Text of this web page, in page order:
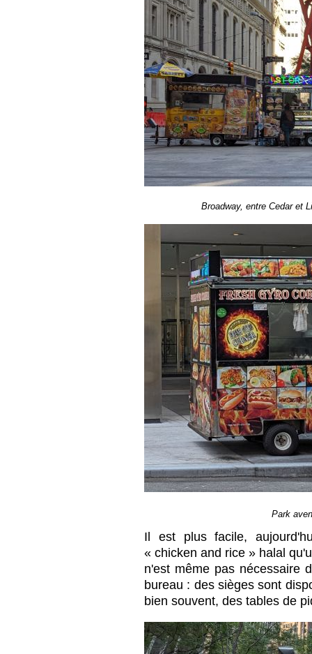
Broadway, entre Cedar et
Park
Il est plus facile,
« chicken and rice » halal
n'est même pas nécessaire
bureau : des sièges sont
bien souvent, des tables de